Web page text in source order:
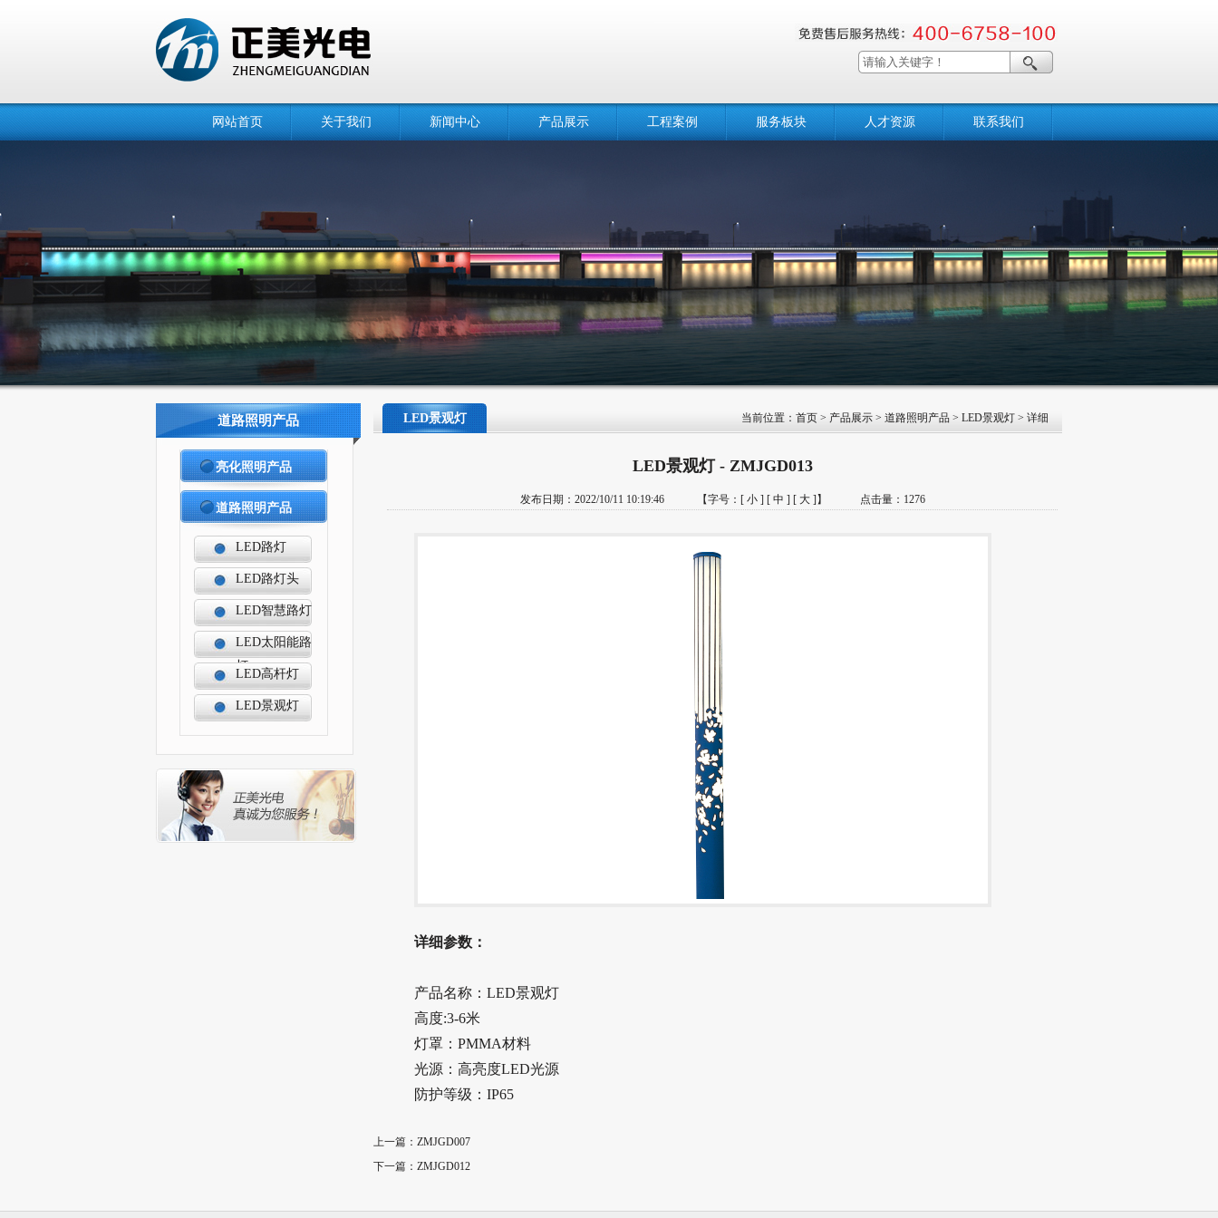
网站首页 关于我们 新闻中心 产品展示 工程案例 服务板块 人才资源 联系我们
道路照明产品
亮化照明产品
道路照明产品
LED路灯
LED路灯头
LED智慧路灯
LED太阳能路
灯
LED高杆灯
LED景观灯
当前位置： 首页 > 产品展示 > 道路照明产品 > LED景观灯 > 详细
LED景观灯
LED景观灯 - ZMJGD013
发布日期：2022/10/11 10:19:46 【字号： [ 小 ] [ 中 ] [ 大 ] 】 点击量：1276
详细参数：
产品名称：LED景观灯
高度:3-6米
灯罩：PMMA材料
光源：高亮度LED光源
防护等级：IP65
上一篇： ZMJGD007
下一篇： ZMJGD012